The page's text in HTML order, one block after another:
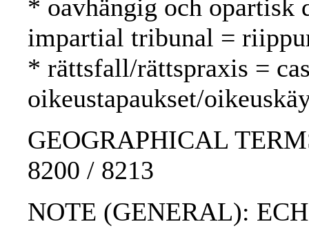
* oavhängig och opartisk
impartial tribunal =
* rättsfall/rättspraxis =
oikeustapaukset/
GEOGRAPHICAL
8200 / 8213
NOTE (GENERAL):